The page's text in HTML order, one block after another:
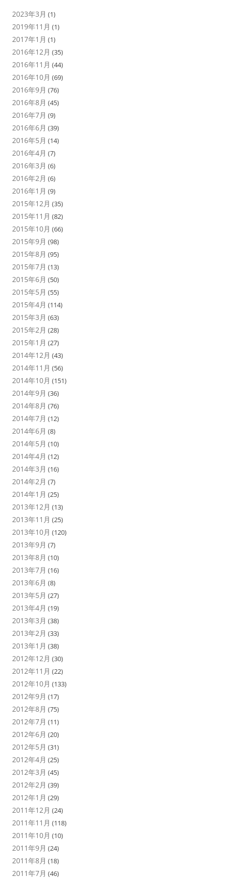
2023年3月 (1)
2019年11月 (1)
2017年1月 (1)
2016年12月 (35)
2016年11月 (44)
2016年10月 (69)
2016年9月 (76)
2016年8月 (45)
2016年7月 (9)
2016年6月 (39)
2016年5月 (14)
2016年4月 (7)
2016年3月 (6)
2016年2月 (6)
2016年1月 (9)
2015年12月 (35)
2015年11月 (82)
2015年10月 (66)
2015年9月 (98)
2015年8月 (95)
2015年7月 (13)
2015年6月 (50)
2015年5月 (55)
2015年4月 (114)
2015年3月 (63)
2015年2月 (28)
2015年1月 (27)
2014年12月 (43)
2014年11月 (56)
2014年10月 (151)
2014年9月 (36)
2014年8月 (76)
2014年7月 (12)
2014年6月 (8)
2014年5月 (10)
2014年4月 (12)
2014年3月 (16)
2014年2月 (7)
2014年1月 (25)
2013年12月 (13)
2013年11月 (25)
2013年10月 (120)
2013年9月 (7)
2013年8月 (10)
2013年7月 (16)
2013年6月 (8)
2013年5月 (27)
2013年4月 (19)
2013年3月 (38)
2013年2月 (33)
2013年1月 (38)
2012年12月 (30)
2012年11月 (22)
2012年10月 (133)
2012年9月 (17)
2012年8月 (75)
2012年7月 (11)
2012年6月 (20)
2012年5月 (31)
2012年4月 (25)
2012年3月 (45)
2012年2月 (39)
2012年1月 (29)
2011年12月 (24)
2011年11月 (118)
2011年10月 (10)
2011年9月 (24)
2011年8月 (18)
2011年7月 (46)